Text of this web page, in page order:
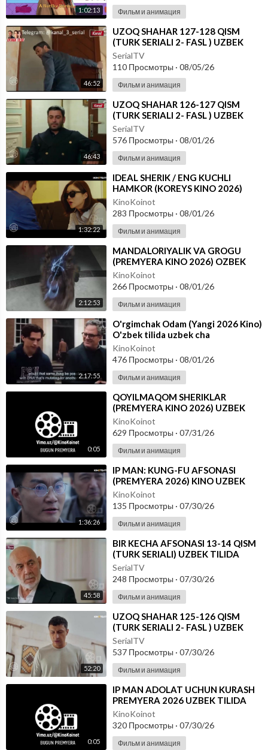
1:02:13 Фильм и анимация
46:52
⁣UZOQ SHAHAR 127-128 QISM
(TURK SERIALI 2- FASL ) UZBEK
TILIDA
SerialTV
110 Просмотры · 08/05/26
Фильм и анимация
46:43
⁣UZOQ SHAHAR 126-127 QISM
(TURK SERIALI 2- FASL ) UZBEK
TILIDA
SerialTV
576 Просмотры · 08/01/26
Фильм и анимация
1:32:22
⁣IDEAL SHERIK / ENG KUCHLI
HAMKOR (KOREYS KINO 2026)
UZBEK TILIDA
KinoKoinot
283 Просмотры · 08/01/26
Фильм и анимация
2:12:53
⁣MANDALORIYALIK VA GROGU
(PREMYERA KINO 2026) OZBEK
TILIDA
KinoKoinot
266 Просмотры · 08/01/26
Фильм и анимация
2:17:55
⁣O'rgimchak Odam (Yangi 2026 Kino)
O'zbek tilida uzbek cha
KinoKoinot
476 Просмотры · 08/01/26
Фильм и анимация
0:05
⁣QOYILMAQOM SHERIKLAR
(PREMYERA KINO 2026) UZBEK
TILIDA
KinoKoinot
629 Просмотры · 07/31/26
Фильм и анимация
1:36:26
⁣IP MAN: KUNG-FU AFSONASI
(PREMYERA 2026) KINO UZBEK
TILIDA - SKACHAT
KinoKoinot
135 Просмотры · 07/30/26
Фильм и анимация
45:58
⁣BIR KECHA AFSONASI 13-14 QISM
(TURK SERIALI) UZBEK TILIDA
SerialTV
248 Просмотры · 07/30/26
Фильм и анимация
52:20
⁣UZOQ SHAHAR 125-126 QISM
(TURK SERIALI 2- FASL ) UZBEK
TILIDA
SerialTV
537 Просмотры · 07/30/26
Фильм и анимация
0:05
⁣IP MAN ADOLAT UCHUN KURASH
PREMYERA 2026 UZBEK TILIDA
KinoKoinot
320 Просмотры · 07/30/26
Фильм и анимация